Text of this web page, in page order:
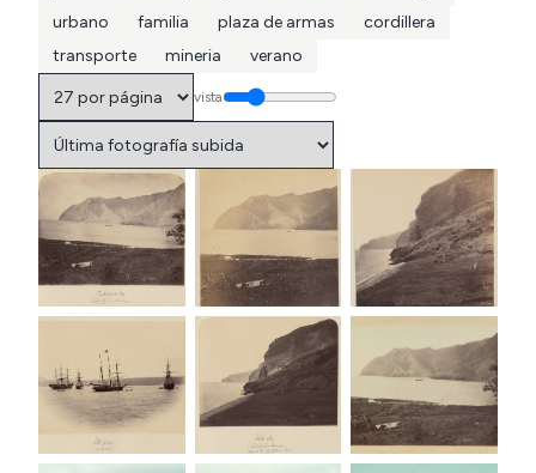
urbano
familia plaza de armas
cordillera
transporte
mineria verano
vista